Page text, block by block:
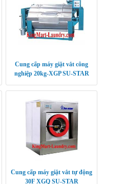
Cung cấp máy giặt vắt công
nghiệp 20kg-XGP SU-STAR
Cung cấp máy giặt vắt tự động
30F XGQ SU-STAR